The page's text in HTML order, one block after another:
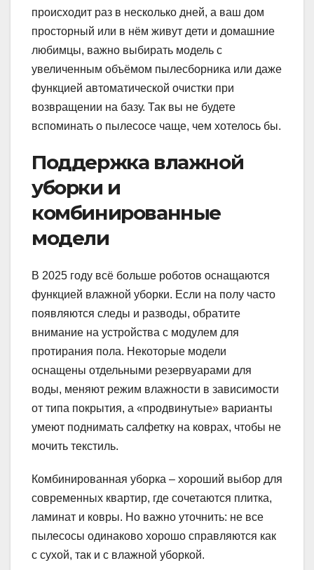
происходит раз в несколько дней, а ваш дом
просторный или в нём живут дети и домашние
любимцы, важно выбирать модель с
увеличенным объёмом пылесборника или даже
функцией автоматической очистки при
возвращении на базу. Так вы не будете
вспоминать о пылесосе чаще, чем хотелось бы.
Поддержка влажной
уборки и
комбинированные
модели
В 2025 году всё больше роботов оснащаются
функцией влажной уборки. Если на полу часто
появляются следы и разводы, обратите
внимание на устройства с модулем для
протирания пола. Некоторые модели
оснащены отдельными резервуарами для
воды, меняют режим влажности в зависимости
от типа покрытия, а «продвинутые» варианты
умеют поднимать салфетку на коврах, чтобы не
мочить текстиль.
Комбинированная уборка – хороший выбор для
современных квартир, где сочетаются плитка,
ламинат и ковры. Но важно уточнить: не все
пылесосы одинаково хорошо справляются как
с сухой, так и с влажной уборкой.